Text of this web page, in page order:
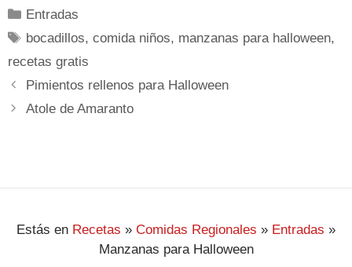
Entradas
bocadillos,comida niños, manzanas para halloween,
recetas gratis
Pimientos rellenos para Halloween
Atole de Amaranto
Estás en Recetas » Comidas Regionales » Entradas »
Manzanas para Halloween